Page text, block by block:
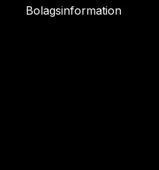
Bolagsinformation